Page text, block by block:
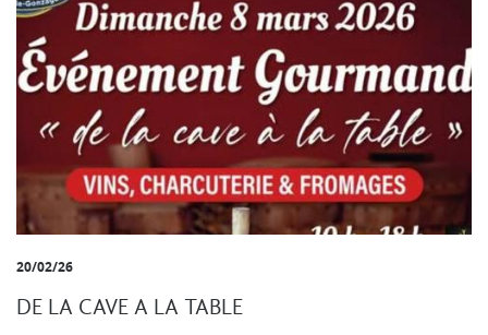
20/02/26
DE LA CAVE A LA TABLE